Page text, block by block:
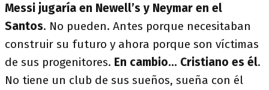
Messi jugaría en Newell’s y Neymar en el
Santos. No pueden. Antes porque necesitaban
construir su futuro y ahora porque son víctimas
de sus progenitores. En cambio... Cristiano es él.
No tiene un club de sus sueños, sueña con él